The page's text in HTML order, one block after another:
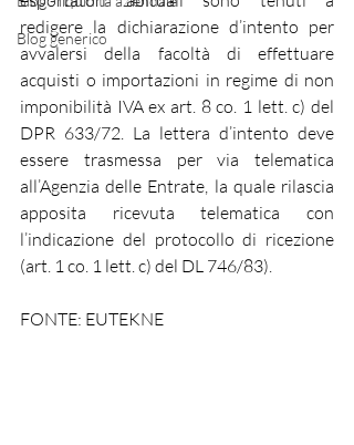
Blog generico
redigere la dichiarazione d’intento per
avvalersi della facoltà di effettuare
acquisti o importazioni in regime di non
imponibilità IVA ex art. 8 co. 1 lett. c) del
DPR 633/72. La lettera d’intento deve
essere trasmessa per via telematica
all’Agenzia delle Entrate, la quale rilascia
apposita ricevuta telematica con
l’indicazione del protocollo di ricezione
(art. 1 co. 1 lett. c) del DL 746/83).
FONTE: EUTEKNE